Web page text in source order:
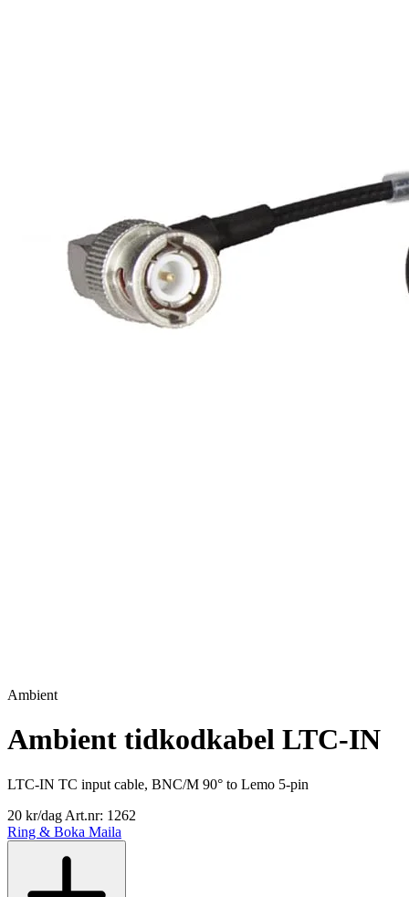
Ambient
Ambient tidkodkabel LTC-IN
LTC-IN TC input cable, BNC/M 90° to Lemo 5-pin
20 kr/dag Art.nr: 1262
Ring & Boka Maila